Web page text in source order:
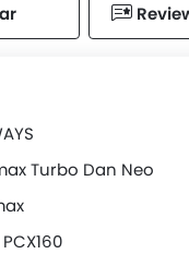
Turbo Dan Neo